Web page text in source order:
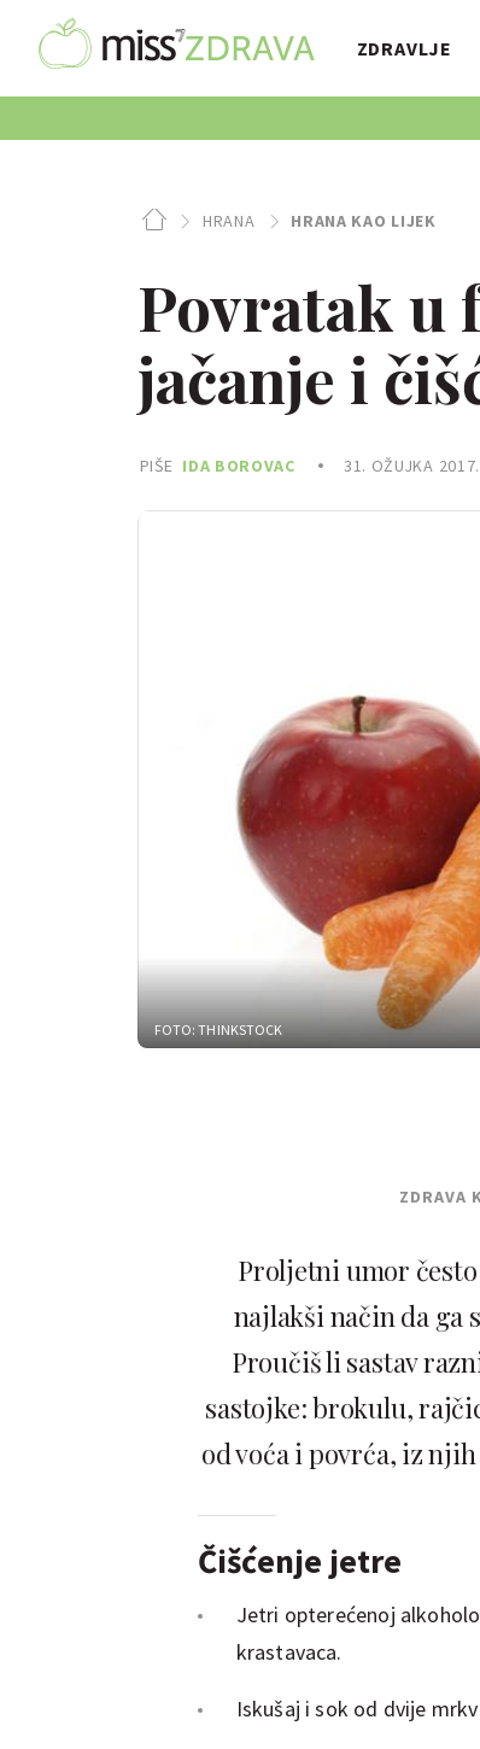
ZDRAVLJE
HRANA HRANA KAO LIJEK
Povratak u
jačanje i
PIŠE IDA BOROVAC 31. OŽUJKA 2017.
FOTO: THINKSTOCK
ZDRAVA
Proljetni umor
najlakši način da ga
Proučiš li sastav
sastojke: brokulu,
od voća i povrća, iz
Čišćenje jetre
Jetri opterećenoj
krastavaca.
Iskušaj i sok od dvije